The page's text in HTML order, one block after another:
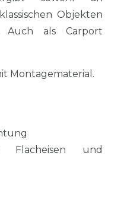
Objekten
Auch als Carport
Montagematerial.
und